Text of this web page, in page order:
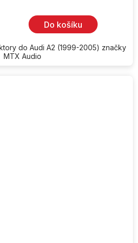
Do košíku
do Audi A2 (1999-2005) značky
MTX Audio